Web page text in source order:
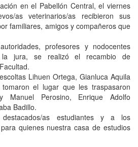
en el Pabellón Central, el viernes
as veterinarios/as recibieron sus
familiares, amigos y compañeros que
profesores y nodocentes
la jura, se realizó el recambio de
Lihuen Ortega, Gianluca Aquila
el lugar que les traspasaron
Manuel Perosino, Enrique Adolfo
Badillo.
as estudiantes y a los
quienes nuestra casa de estudios